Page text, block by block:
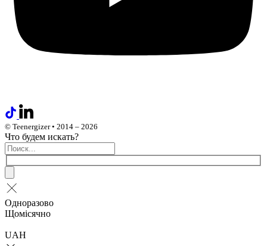
© Teenergizer • 2014 – 2026
Что будем искать?
Одноразово
Щомісячно
UAH